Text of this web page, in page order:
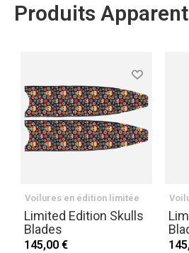
Produits
Voilures en édition limitée
Limited Edition Skulls
Blades
145,00 €